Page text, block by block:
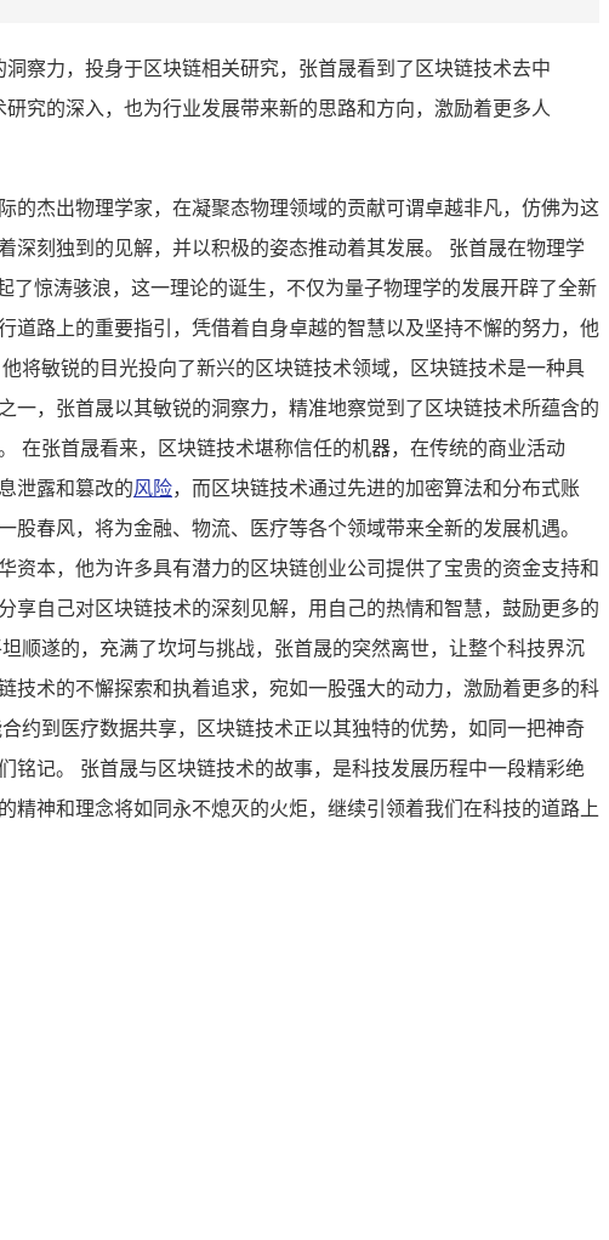
察力，投身于区块链相关研究，张首晟看到了区块链技术去中
究的深入，也为行业发展带来新的思路和方向，激励着更多人
杰出物理学家，在凝聚态物理领域的贡献可谓卓越非凡，仿佛为这
深刻独到的见解，并以积极的姿态推动着其发展。 张首晟在物理学
惊涛骇浪，这一理论的诞生，不仅为量子物理学的发展开辟了全新
路上的重要指引，凭借着自身卓越的智慧以及坚持不懈的努力，他
将敏锐的目光投向了新兴的区块链技术领域，区块链技术是一种具
一，张首晟以其敏锐的洞察力，精准地察觉到了区块链技术所蕴含的
在张首晟看来，区块链技术堪称信任的机器，在传统的商业活动
泄露和篡改的风险，而区块链技术通过先进的加密算法和分布式账
春风，将为金融、物流、医疗等各个领域带来全新的发展机遇。
本，他为许多具有潜力的区块链创业公司提供了宝贵的资金支持和
自己对区块链技术的深刻见解，用自己的热情和智慧，鼓励更多的
顺遂的，充满了坎坷与挑战，张首晟的突然离世，让整个科技界沉
术的不懈探索和执着追求，宛如一股强大的动力，激励着更多的科
约到医疗数据共享，区块链技术正以其独特的优势，如同一把神奇
记。 张首晟与区块链技术的故事，是科技发展历程中一段精彩绝
神和理念将如同永不熄灭的火炬，继续引领着我们在科技的道路上